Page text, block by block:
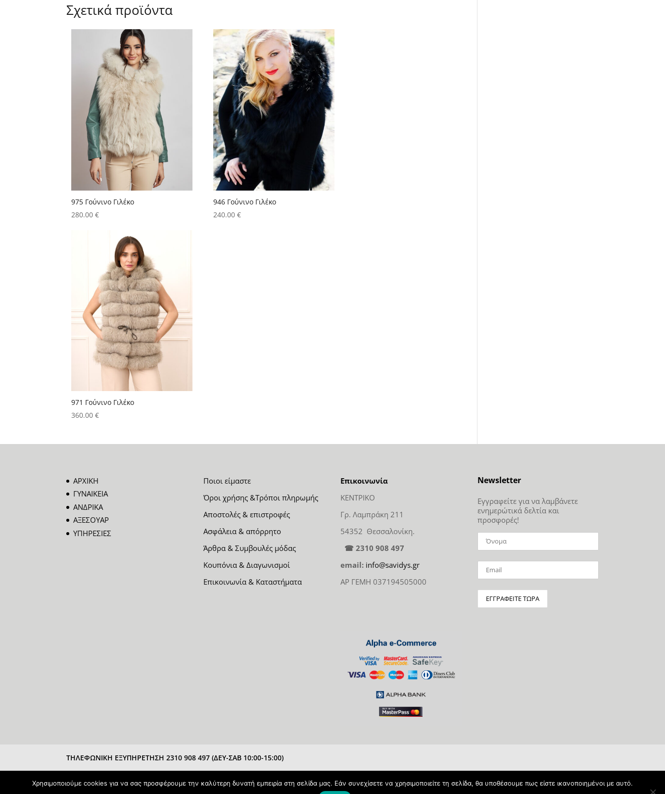
Σχετικά προϊόντα
975 Γούνινο Γιλέκο
280.00€
946 Γούνινο Γιλέκο
240.00€
971 Γούνινο Γιλέκο
360.00€
ΑΡΧΙΚΗ
ΓΥΝΑΙΚΕΙΑ
ΑΝΔΡΙΚΑ
ΑΞΕΣΟΥΑΡ
ΥΠΗΡΕΣΙΕΣ
Ποιοι είμαστε
Όροι χρήσης &Τρόποι πληρωμής
Αποστολές & επιστροφές
Ασφάλεια & απόρρητο
Άρθρα & Συμβουλές μόδας
Κουπόνια & Διαγωνισμοί
Επικοινωνία & Καταστήματα
Επικοινωνία
ΚΕΝΤΡΙΚΟ
Γρ. Λαμπράκη 211
54352 Θεσσαλονίκη.
☎ 2310 908 497
email: info@savidys.gr
ΑΡ ΓΕΜΗ 037194505000
Newsletter
Εγγραφείτε για να λαμβάνετε
ενημερώτικά δελτία και
προσφορές!
ΤΗΛΕΦΩΝΙΚΗ ΕΞΥΠΗΡΕΤΗΣΗ 2310 908 497 (ΔΕΥ-ΣΑΒ 10:00-15:00)
Χρησιμοποιούμε cookies για να σας προσφέρουμε την καλύτερη δυνατή εμπειρία στη σελίδα μας. Εάν συνεχίσετε να χρησιμοποιείτε τη σελίδα, θα υποθέσουμε πως είστε ικανοποιημένοι με αυτό.